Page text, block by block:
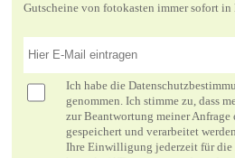
Gutscheine von fotokasten immer sofort
Ich habe die
genommen. Ich stimme zu, dass
zur Beantwortung meiner Anfrage
gespeichert und verarbeitet
Ihre Einwilligung jederzeit für